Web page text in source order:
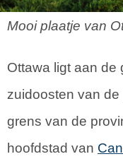
Mooi plaatje van
Ottawa ligt aan de
zuidoosten van
grens van de
hoofdstad van